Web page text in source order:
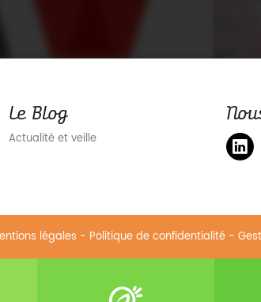
Le Blog
Actualité et veille
légales - Politique de confidentialité-